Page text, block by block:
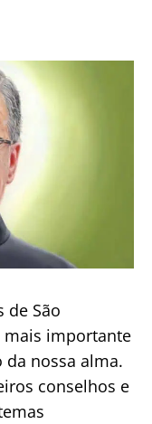
de São
mais importante
da nossa alma.
conselhos e